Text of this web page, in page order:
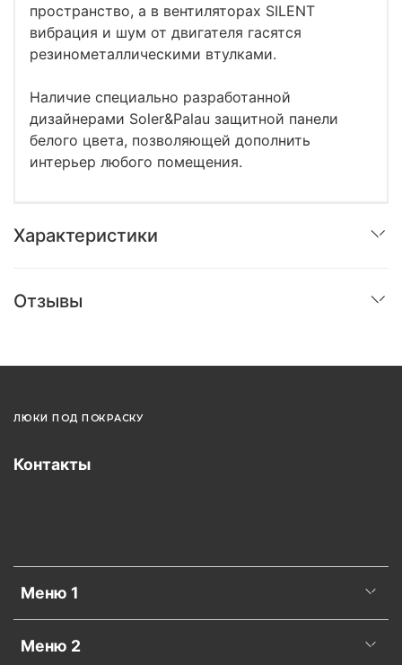
пространство, а в вентиляторах SILENT
вибрация и шум от двигателя гасятся
резинометаллическими втулками.
Наличие специально разработанной
дизайнерами Soler&Palau защитной панели
белого цвета, позволяющей дополнить
интерьер любого помещения.
Характеристики
Отзывы
ЛЮКИ ПОД ПОКРАСКУ
Меню 1
Меню 2
Контакты